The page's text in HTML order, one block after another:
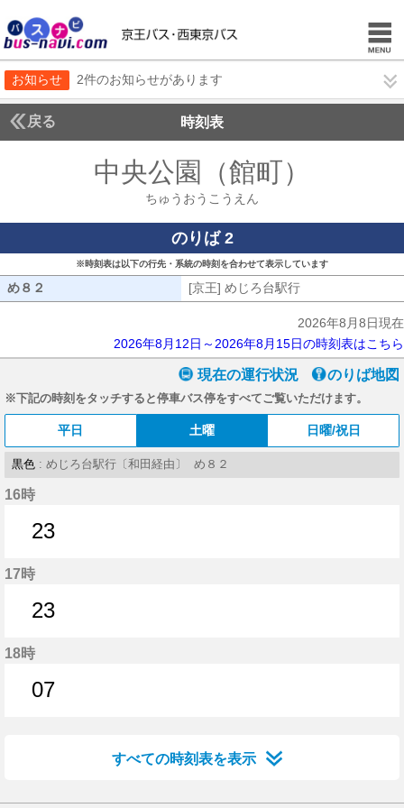
お知らせ 2件のお知らせがあります
戻る 時刻表
中央公園（館町）
ちゅうおうこうえん
のりば 2
※時刻表は以下の行先・系統の時刻を合わせて表示しています
め８２ [京王] めじろ台駅行
2026年8月8日現在
2026年8月12日～2026年8月15日の時刻表はこちら
現在の運行状況 のりば地図
※下記の時刻をタッチすると停車バス停をすべてご覧いただけます。
平日 土曜 日曜/祝日
黒色 : めじろ台駅行〔和田経由〕 め８２
16時
23
17時
23
18時
07
すべての時刻表を表示